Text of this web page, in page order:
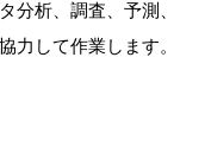
分析、調査、予測、
力して作業します。